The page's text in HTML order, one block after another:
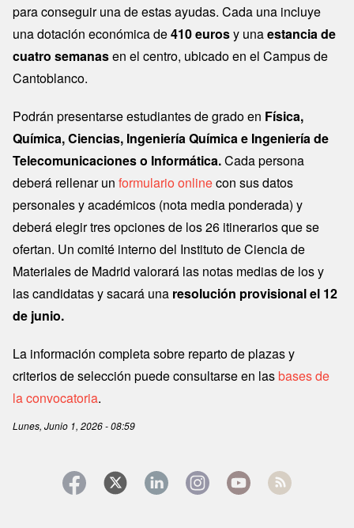
para conseguir una de estas ayudas. Cada una incluye
una dotación económica de410 eurosy unaestancia de
cuatro semanasen el centro, ubicado en el Campus de
Cantoblanco.
Podrán presentarse estudiantes de grado en Física,
Química, Ciencias, Ingeniería Química e Ingeniería de
Telecomunicaciones o Informática.Cada persona
deberá rellenar un formulario onlinecon sus datos
personales y académicos (nota media ponderada) y
deberá elegir tres opciones de los 26 itinerarios que se
ofertan. Un comité interno del Instituto de Ciencia de
Materiales de Madrid valorará las notas medias de los y
las candidatas y sacará una resolución provisional el 12
de junio.
La información completa sobre reparto de plazas y
criterios de selección puede consultarse en lasbases de
la convocatoria.
Lunes, Junio 1, 2026 - 08:59